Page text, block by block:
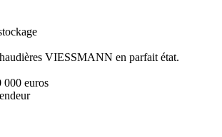
VIESSMANN en parfait état.
000 euros